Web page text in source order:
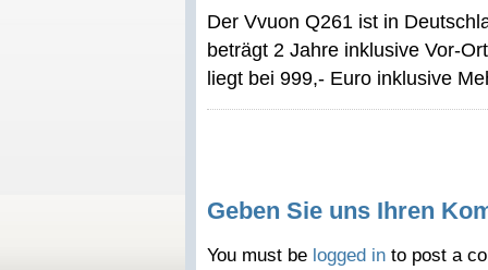
Der Vvuon Q261 ist in
beträgt 2 Jahre inklusive Vor-
liegt bei 999,- Euro inklusive
Geben Sie uns Ihren
You must be logged in to post a